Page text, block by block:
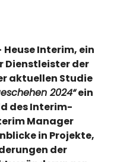
Heuse Interim, ein
Dienstleister der
aktuellen Studie
2024“ein
des Interim-
Manager
in Projekte,
der